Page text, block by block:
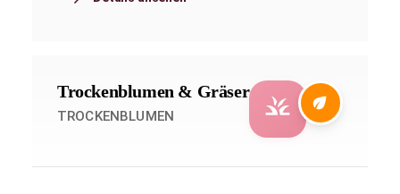
Trockenblumen & Gräser
TROCKENBLUMEN grass eco